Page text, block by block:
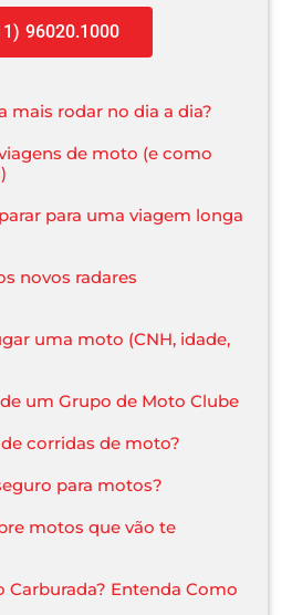
96020.1000
mais rodar no dia a dia?
de moto (e como
para uma viagem longa
novos radares
uma moto (CNH, idade,
um Grupo de Moto Clube
corridas de moto?
para motos?
motos que vão te
Carburada? Entenda Como